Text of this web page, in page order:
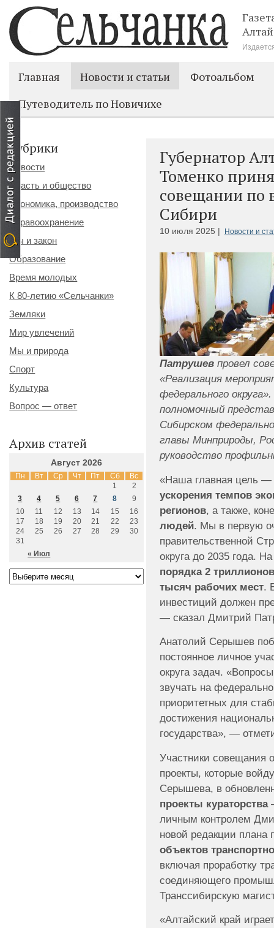
Главная Новости и статьи
Фотоальбом
Путеводитель по Новичихе
Губернатор
Томенко
совещании по
Сибири
10 июля 2025 | Новости и
Патрушевпровел
«Реализация
федерального
полномочный
Сибирском
главы Минприроды,
руководство
«Наша главная цель —
ускорения темпов
регионов, а также,
людей. Мы в первую
правительственной
округа до 2035 года.
порядка 2
тысяч рабочих мест.
инвестиций должен
— сказал Дмитрий
Анатолий Серышев
постоянное личное
округа задач.
звучать на
приоритетных для
достижения
государства», —
Участники совещания
проекты, которые
Серышева, в
проекты кураторства
личным контролем
новой редакции плана
объектов
включая проработку
соединяющего
Транссибирскую
«Алтайский край
Рубрики
Новости
Власть и общество
Экономика, производство
Здравоохранение
Мы и закон
Образование
Время молодых
К 80-летию «Сельчанки»
Земляки
Мир увлечений
Мы и природа
Спорт
Культура
Вопрос — ответ
Архив статей
Август 2026
Пн Вт Ср Чт Пт Сб Вс
« Июл
1
2
3
4 5 6 7 8
9
10
11 12 13 14 15
16
17
18 19 20 21 22
23
24
25 26 27 28 29
30
31